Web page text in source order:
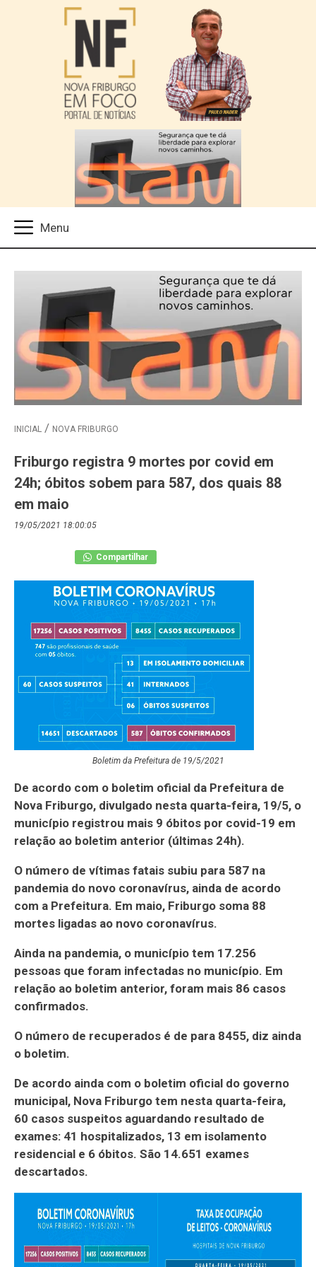
INICIAL NOVA FRIBURGO
Friburgo registra 9 mortes por covid em
24h; óbitos sobem para 587, dos quais 88
em maio
19/05/2021 18:00:05
Compartilhar
Boletim da Prefeitura de 19/5/2021
De acordo com o boletim oficial da Prefeitura de
Nova Friburgo, divulgado nesta quarta-feira, 19/5, o
município registrou mais 9 óbitos por covid-19 em
relação ao boletim anterior (últimas 24h).
O número de vítimas fatais subiu para 587 na
pandemia do novo coronavírus, ainda de acordo
com a Prefeitura. Em maio, Friburgo soma 88
mortes ligadas ao novo coronavírus.
Ainda na pandemia, o município tem 17.256
pessoas que foram infectadas no município. Em
relação ao boletim anterior, foram mais 86 casos
confirmados.
O número de recuperados é de para 8455, diz ainda
o boletim.
De acordo ainda com o boletim oficial do governo
municipal, Nova Friburgo tem nesta quarta-feira,
60 casos suspeitos aguardando resultado de
exames: 41 hospitalizados, 13 em isolamento
residencial e 6 óbitos. São 14.651 exames
descartados.